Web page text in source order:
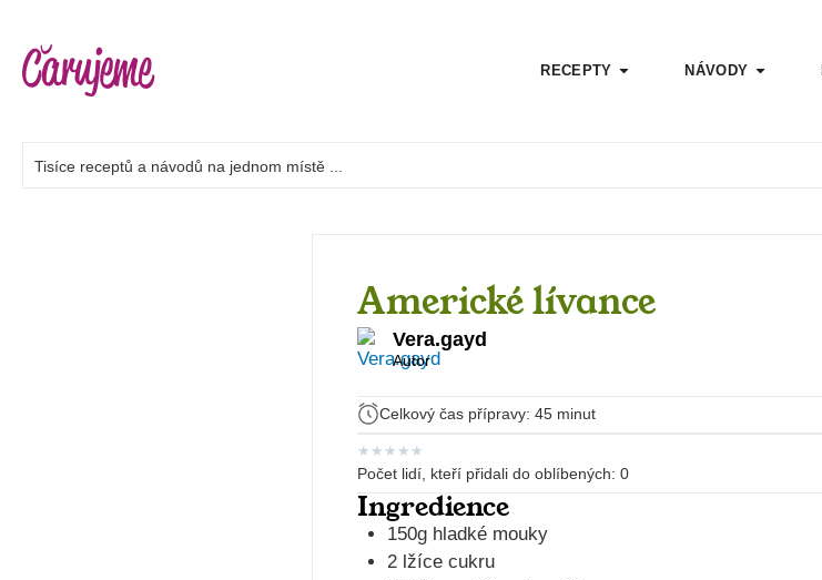
RECEPTY NÁVODY
Americké lívance
Vera.gayd
Autor
Celkový čas přípravy: 45 minut
★ ★ ★ ★ ★
Počet lidí, kteří přidali do oblíbených: 0
Ingredience
150g hladké mouky
2 lžíce cukru